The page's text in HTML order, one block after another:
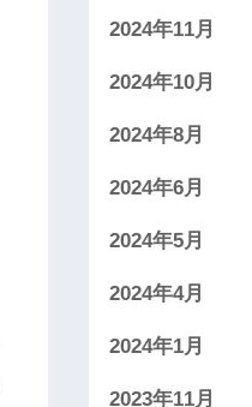
2024年11月
2024年10月
2024年8月
2024年6月
2024年5月
2024年4月
2024年1月
2023年11月